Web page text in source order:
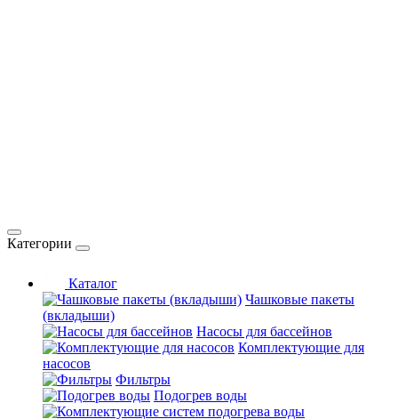
Категории
Каталог
Чашковые пакеты
(вкладыши)
Насосы для бассейнов
Комплектующие для
насосов
Фильтры
Подогрев воды